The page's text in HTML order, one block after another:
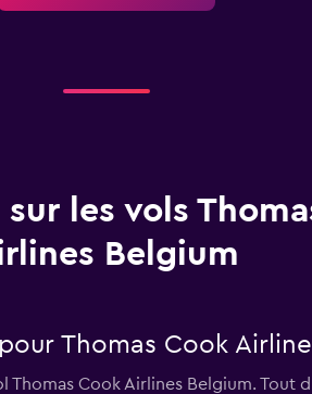
les vols
Belgium
Thomas Cook
Cook Airlines Belgium. Tout